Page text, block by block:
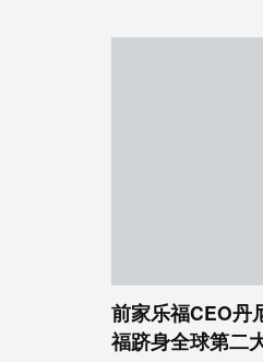
前家乐福CEO丹
福跻身全球第二